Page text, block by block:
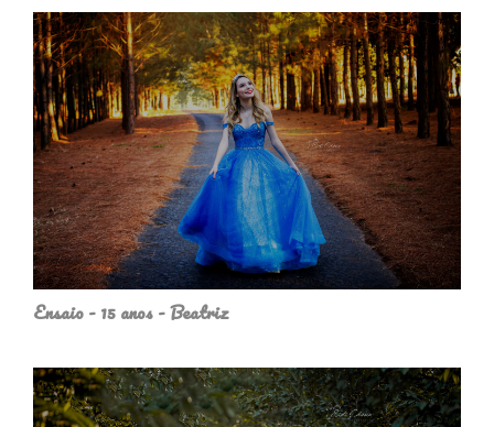
Ensaio - 15 anos - Beatriz